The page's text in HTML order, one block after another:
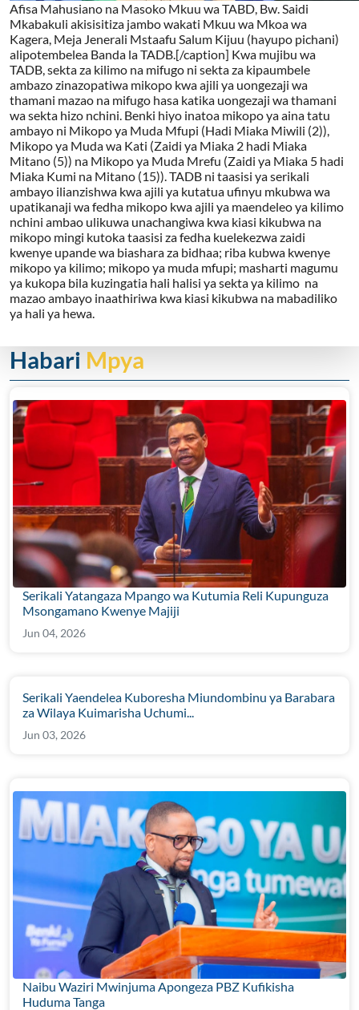
Afisa Mahusiano na Masoko Mkuu wa TABD, Bw. Saidi
Mkabakuli akisisitiza jambo wakati Mkuu wa Mkoa wa
Kagera, Meja Jenerali Mstaafu Salum Kijuu (hayupo pichani)
alipotembelea Banda la TADB.[/caption] Kwa mujibu wa
TADB, sekta za kilimo na mifugo ni sekta za kipaumbele
ambazo zinazopatiwa mikopo kwa ajili ya uongezaji wa
thamani mazao na mifugo hasa katika uongezaji wa thamani
wa sekta hizo nchini. Benki hiyo inatoa mikopo ya aina tatu
ambayo ni Mikopo ya Muda Mfupi (Hadi Miaka Miwili (2)),
Mikopo ya Muda wa Kati (Zaidi ya Miaka 2 hadi Miaka
Mitano (5)) na Mikopo ya Muda Mrefu (Zaidi ya Miaka 5 hadi
Miaka Kumi na Mitano (15)). TADB ni taasisi ya serikali
ambayo ilianzishwa kwa ajili ya kutatua ufinyu mkubwa wa
upatikanaji wa fedha mikopo kwa ajili ya maendeleo ya kilimo
nchini ambao ulikuwa unachangiwa kwa kiasi kikubwa na
mikopo mingi kutoka taasisi za fedha kuelekezwa zaidi
kwenye upande wa biashara za bidhaa; riba kubwa kwenye
mikopo ya kilimo; mikopo ya muda mfupi; masharti magumu
ya kukopa bila kuzingatia hali halisi ya sekta ya kilimo na
mazao ambayo inaathiriwa kwa kiasi kikubwa na mabadiliko
ya hali ya hewa.
Habari Mpya
Serikali Yatangaza Mpango wa Kutumia Reli Kupunguza
Msongamano Kwenye Majiji
Jun 04, 2026
Serikali Yaendelea Kuboresha Miundombinu ya Barabara
za Wilaya Kuimarisha Uchumi...
Jun 03, 2026
Naibu Waziri Mwinjuma Apongeza PBZ Kufikisha
Huduma Tanga